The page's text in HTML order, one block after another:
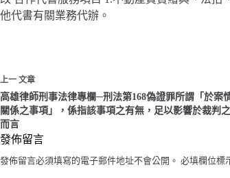
他代書有關業務代辦。
上一 文章
高雄律師刑事法律專欄─刑法第168偽證罪所謂「於案
關係之事項」，係指該事項之有無，足以影響於裁判
而言
發佈留言
發佈留言必須填寫的電子郵件地址不會公開。 必填欄位標